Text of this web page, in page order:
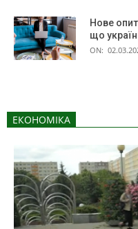
Нове
що
ON:
ЕКОНОМІКА